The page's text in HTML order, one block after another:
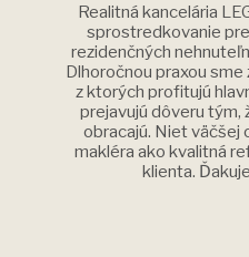
Realitná kancelária
sprostredkovanie
rezidenčných
Dlhoročnou praxou
z ktorých profitujú
prejavujú dôveru tým,
obracajú. Niet väčšej
makléra ako kvalitná
klienta.